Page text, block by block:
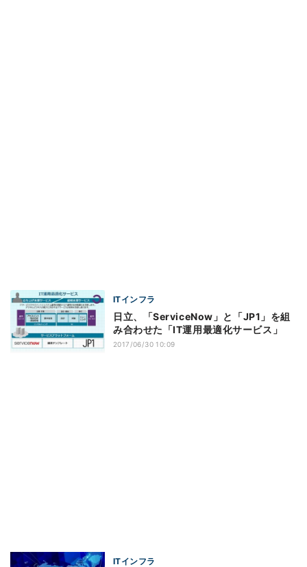
ITインフラ
日立、「ServiceNow」と「JP1」を組
み合わせた「IT運用最適化サービス」
2017/06/30 10:09
ITインフラ